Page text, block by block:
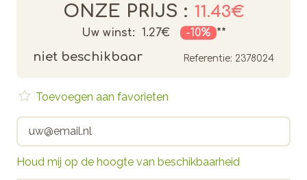
ONZE PRIJS : 11.43€
Uw winst: 1.27€ -10% **
niet beschikbaar Referentie: 2378024
Houd mij op de hoogte van beschikbaarheid
Toevoegen aan favorieten